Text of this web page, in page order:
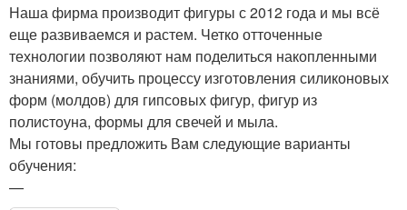
Наша фирма производит фигуры с 2012 года и мы всё
еще развиваемся и растем. Четко отточенные
технологии позволяют нам поделиться накопленными
знаниями, обучить процессу изготовления силиконовых
форм (молдов) для гипсовых фигур, фигур из
полистоуна, формы для свечей и мыла.
Мы готовы предложить Вам следующие варианты
обучения:
—